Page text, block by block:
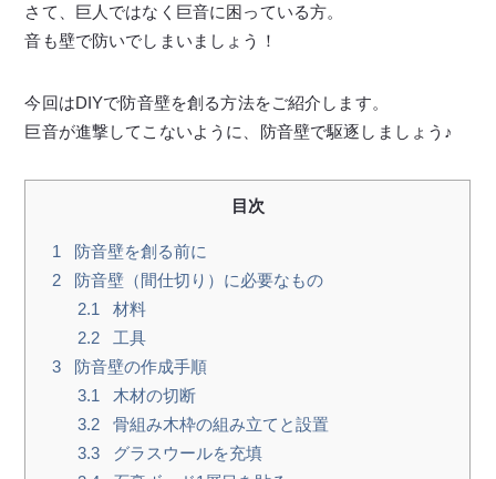
さて、巨人ではなく巨音に困っている方。
音も壁で防いでしまいましょう！
今回はDIYで防音壁を創る方法をご紹介します。
巨音が進撃してこないように、防音壁で駆逐しましょう♪
目次
1
防音壁を創る前に
2
防音壁（間仕切り）に必要なもの
2.1
材料
2.2
工具
3
防音壁の作成手順
3.1
木材の切断
3.2
骨組み木枠の組み立てと設置
3.3
グラスウールを充填